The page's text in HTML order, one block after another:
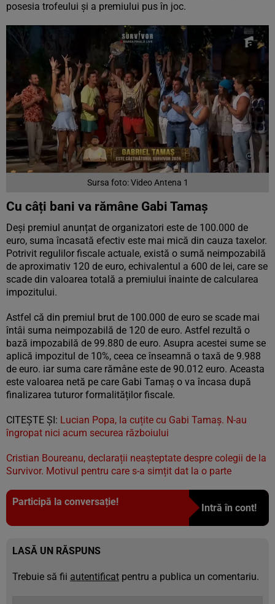
posesia trofeului și a premiului pus în joc.
Sursa foto: Video Antena 1
Cu câți bani va rămâne Gabi Tamaș
Deși premiul anunțat de organizatori este de 100.000 de
euro, suma încasată efectiv este mai mică din cauza taxelor.
Potrivit regulilor fiscale actuale, există o sumă neimpozabilă
de aproximativ 120 de euro, echivalentul a 600 de lei, care se
scade din valoarea totală a premiului înainte de calcularea
impozitului.
Astfel că din premiul brut de 100.000 de euro se scade mai
întâi suma neimpozabilă de 120 de euro. Astfel rezultă o
bază impozabilă de 99.880 de euro. Asupra acestei sume se
aplică impozitul de 10%, ceea ce înseamnă o taxă de 9.988
de euro. iar suma care rămâne este de 90.012 euro. Aceasta
este valoarea netă pe care Gabi Tamaș o va încasa după
finalizarea tuturor formalităților fiscale.
CITEȘTE ȘI: Lucian Popa, la cuțite cu Gabi Tamaș. N-au
îngropat nici acum securea războiului
Cristian Boureanu, declarații neașteptate despre colegii de la
Survivor. Motivul pentru care s-a simțit dat la o parte
Participă la conversație!
Intră în cont!
LASĂ UN RĂSPUNS
Trebuie să fii autentificat pentru a publica un comentariu.